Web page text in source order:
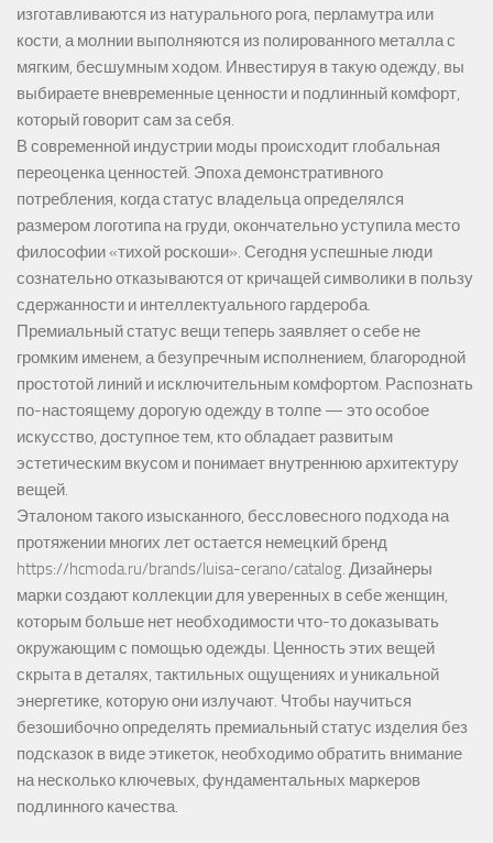
изготавливаются из натурального рога, перламутра или
кости, а молнии выполняются из полированного металла с
мягким, бесшумным ходом. Инвестируя в такую одежду, вы
выбираете вневременные ценности и подлинный комфорт,
который говорит сам за себя.
В современной индустрии моды происходит глобальная
переоценка ценностей. Эпоха демонстративного
потребления, когда статус владельца определялся
размером логотипа на груди, окончательно уступила место
философии «тихой роскоши». Сегодня успешные люди
сознательно отказываются от кричащей символики в пользу
сдержанности и интеллектуального гардероба.
Премиальный статус вещи теперь заявляет о себе не
громким именем, а безупречным исполнением, благородной
простотой линий и исключительным комфортом. Распознать
по-настоящему дорогую одежду в толпе — это особое
искусство, доступное тем, кто обладает развитым
эстетическим вкусом и понимает внутреннюю архитектуру
вещей.
Эталоном такого изысканного, бессловесного подхода на
протяжении многих лет остается немецкий бренд
https://hcmoda.ru/brands/luisa-cerano/catalog. Дизайнеры
марки создают коллекции для уверенных в себе женщин,
которым больше нет необходимости что-то доказывать
окружающим с помощью одежды. Ценность этих вещей
скрыта в деталях, тактильных ощущениях и уникальной
энергетике, которую они излучают. Чтобы научиться
безошибочно определять премиальный статус изделия без
подсказок в виде этикеток, необходимо обратить внимание
на несколько ключевых, фундаментальных маркеров
подлинного качества.